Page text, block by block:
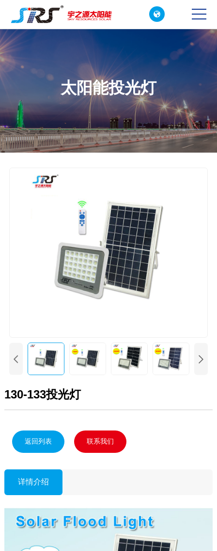

CN
太阳能投光灯
 
130-133投光灯
返回列表 联系我们
详情介绍